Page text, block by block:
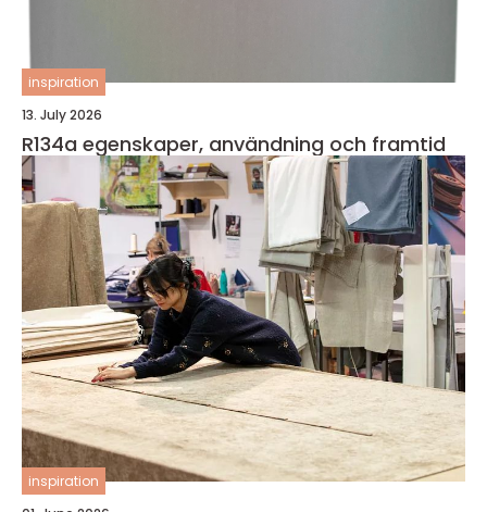
inspiration
13. July 2026
R134a egenskaper, användning och framtid
inspiration